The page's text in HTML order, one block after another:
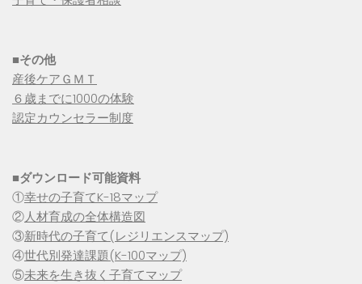
■その他
産後ケアＧＭＴ
６歳までに1000の体験
認定カウンセラー制度
■ダウンロード可能資料
①幸せの子育てK-18マップ
②人材育成の全体構造図
③新時代の子育て(レジリエンスマップ)
④世代別発達課題(K-100マップ)
⑤未来を生き抜く子育てマップ